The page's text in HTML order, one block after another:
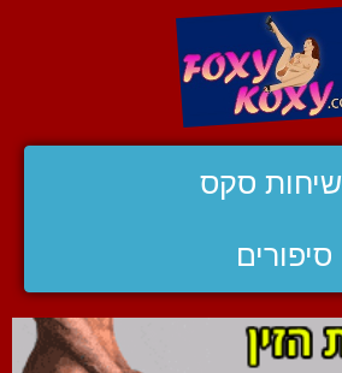
שיחות סקס
סיפורים